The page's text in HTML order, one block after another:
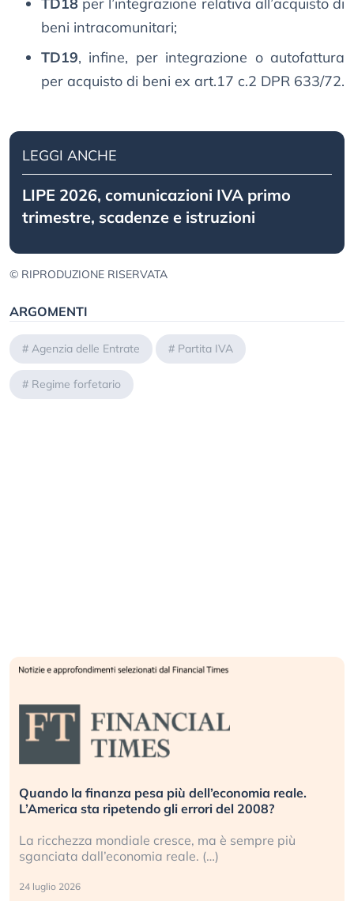
TD18 per l’integrazione relativa all’acquisto di
beni intracomunitari;
TD19, infine, per integrazione o autofattura
per acquisto di beni ex art.17 c.2 DPR 633/72.
LEGGI ANCHE
LIPE 2026, comunicazioni IVA primo
trimestre, scadenze e istruzioni
© RIPRODUZIONE RISERVATA
ARGOMENTI
# Agenzia delle Entrate # Partita IVA
# Regime forfetario
Russia e Cina pronti a spegnere Starlink. Gli
investitori stanno sottovalutando il rischio?
Gli investitori tech continuano a ignorare il rischio
geopolitico: il (…)
17 luglio 2026